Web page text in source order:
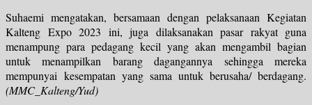
Suhaemi mengatakan, bersamaan dengan pelaksanaan Kegiatan
Kalteng Expo 2023 ini, juga dilaksanakan pasar rakyat guna
menampung para pedagang kecil yang akan mengambil bagian
untuk menampilkan barang dagangannya sehingga mereka
mempunyai kesempatan yang sama untuk berusaha/ berdagang.
(MMC_Kalteng/Yud)